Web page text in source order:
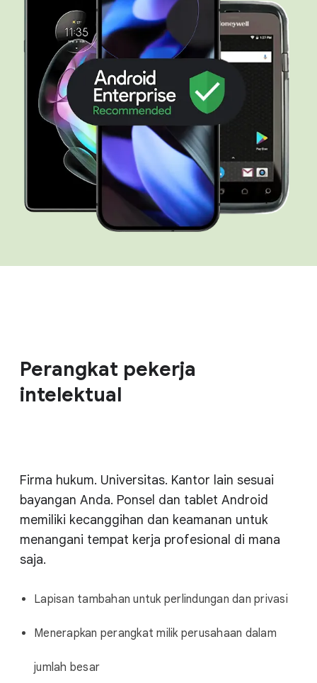
Perangkat pekerja
intelektual
Firma hukum. Universitas. Kantor lain sesuai
bayangan Anda. Ponsel dan tablet Android
memiliki kecanggihan dan keamanan untuk
menangani tempat kerja profesional di mana
saja.
Lapisan tambahan untuk perlindungan dan privasi
Menerapkan perangkat milik perusahaan dalam
jumlah besar